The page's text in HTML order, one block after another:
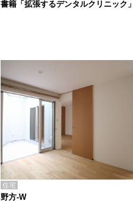
書籍「拡張するデンタルクリニック
住宅
野方-W